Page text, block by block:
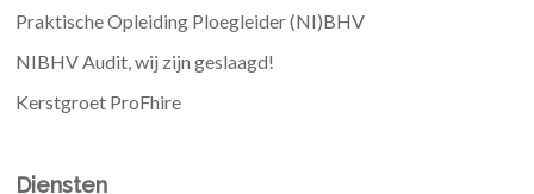
Praktische Opleiding Ploegleider (NI)BHV
NIBHV Audit, wij zijn geslaagd!
Kerstgroet ProFhire
Diensten